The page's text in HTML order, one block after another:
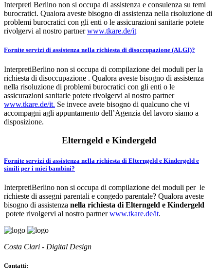
Interpreti Berlino non si occupa di assistenza e consulenza su temi
burocratici. Qualora aveste bisogno di assistenza nella risoluzione di
problemi burocratici con gli enti o le assicurazioni sanitarie potete
rivolgervi al nostro partnerwww.tkare.de/it
Fornite servizi di assistenza nella richiesta di disoccupazione (ALGI)?
InterpretiBerlino non si occupa di compilazione dei moduli per la
richiesta di disoccupazione . Qualora aveste bisogno di assistenza
nella risoluzione di problemi burocratici con gli enti o le
assicurazioni sanitarie potete rivolgervi al nostro partner
www.tkare.de/it. Se invece avete bisogno di qualcuno che vi
accompagni agli appuntamento dell’Agenzia del lavoro siamo a
disposizione.
Elterngeld e Kindergeld
Fornite servizi di assistenza nella richiesta di Elterngeld e Kindergeld e
simili per i miei bambini?
InterpretiBerlino non si occupa di compilazione dei moduli per le
richieste di assegni parentali e congedo parentale? Qualora aveste
bisogno di assistenza nella richiesta di Elterngeld e Kindergeld
potete rivolgervi al nostro partnerwww.tkare.de/it.
Costa Clari - Digital Design
Contatti: